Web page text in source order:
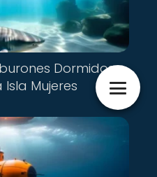
Dormidos:
Isla Mujeres